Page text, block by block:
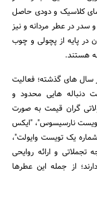
فضای کلاسیک و دودی حاصل
سدر در عطر مردانه و نیز
در پایه از پچولی و چوب
هستند.
سال های گذشته؛ فعالیت
دنباله هایی محدود و
گران قیمت به صورت
نارسیسوس"، "ایکس
یک تویست وایولت"،
بر وجه تجملاتی و ارائه روایحی
از جمله این عطرها